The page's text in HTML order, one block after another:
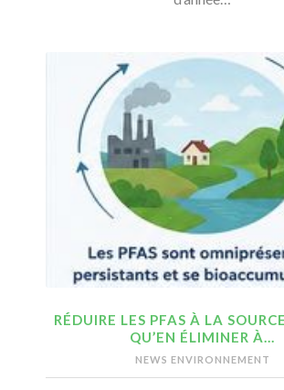
RÉDUIRE LES PFAS À LA
QU’EN ÉLIMINER À…
NEWS ENVIRONNEMENT